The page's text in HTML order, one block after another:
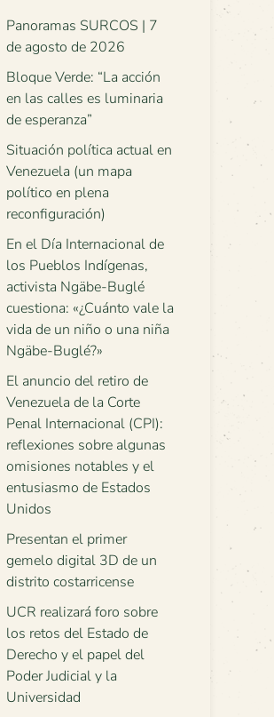
Panoramas SURCOS | 7
de agosto de 2026
Bloque Verde: “La acción
en las calles es luminaria
de esperanza”
Situación política actual en
Venezuela (un mapa
político en plena
reconfiguración)
En el Día Internacional de
los Pueblos Indígenas,
activista Ngäbe-Buglé
cuestiona: «¿Cuánto vale la
vida de un niño o una niña
Ngäbe-Buglé?»
El anuncio del retiro de
Venezuela de la Corte
Penal Internacional (CPI):
reflexiones sobre algunas
omisiones notables y el
entusiasmo de Estados
Unidos
Presentan el primer
gemelo digital 3D de un
distrito costarricense
UCR realizará foro sobre
los retos del Estado de
Derecho y el papel del
Poder Judicial y la
Universidad